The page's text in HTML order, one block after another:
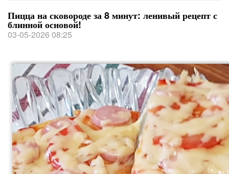
Пицца на сковороде за 8 минут: ленивый рецепт с
блинной основой!
03-05-2026 08:25